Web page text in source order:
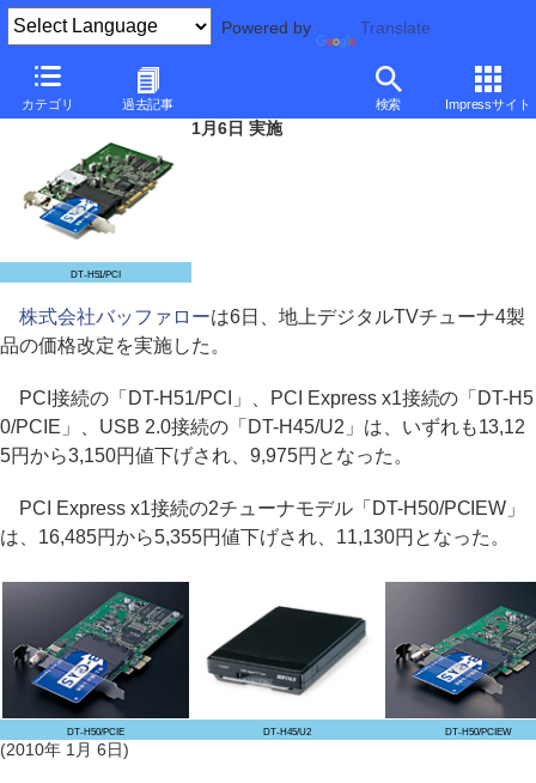
Powered by Translate
カテゴリ 過去記事 検索 Impressサイト
バッファロー、地デジチューナ3製品を9,975円に値下げ
DT-H51/PCI
1月6日 実施
株式会社バッファローは6日、地上デジタルTVチューナ4製
品の価格改定を実施した。
PCI接続の「DT-H51/PCI」、PCI Express x1接続の「DT-H5
0/PCIE」、USB 2.0接続の「DT-H45/U2」は、いずれも13,12
5円から3,150円値下げされ、9,975円となった。
PCI Express x1接続の2チューナモデル「DT-H50/PCIEW」
は、16,485円から5,355円値下げされ、11,130円となった。
DT-H50/PCIE DT-H45/U2 DT-H50/PCIEW
(2010年 1月 6日)